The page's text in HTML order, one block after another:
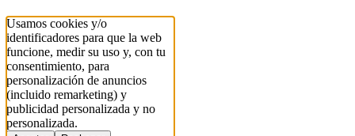
Usamos cookies y/o
identificadores para que la web
funcione, medir su uso y, con tu
consentimiento, para
personalización de anuncios
(incluido remarketing) y
publicidad personalizada y no
personalizada.